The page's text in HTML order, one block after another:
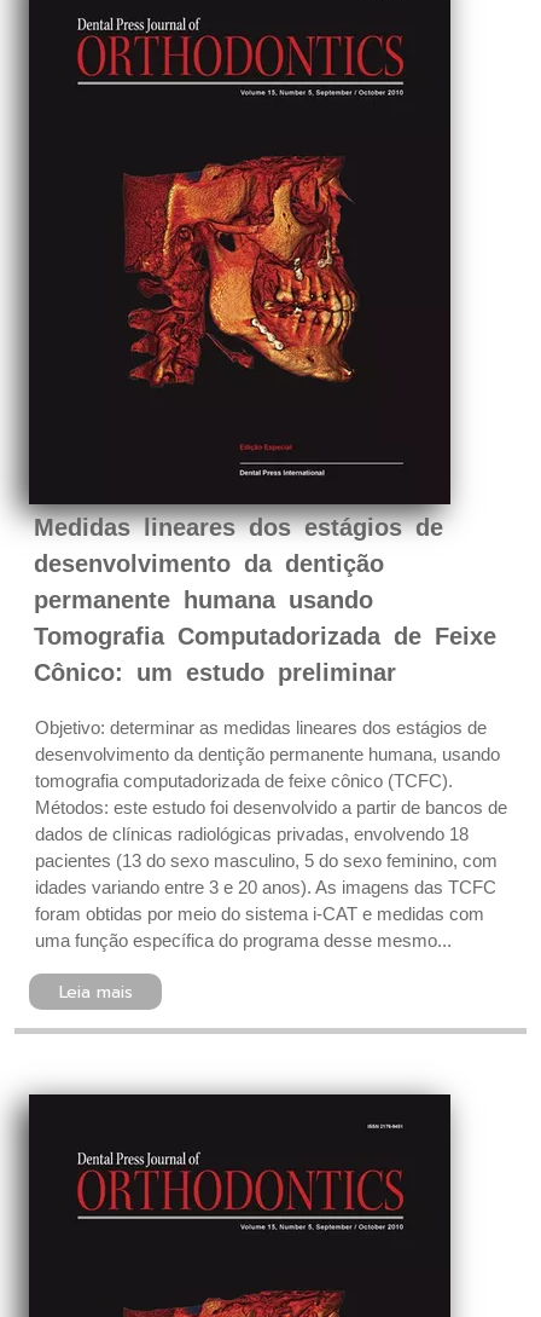
Medidas lineares dos estágios de
desenvolvimento da dentição
permanente humana usando
Tomografia Computadorizada de Feixe
Cônico: um estudo preliminar
Objetivo: determinar as medidas lineares dos estágios de
desenvolvimento da dentição permanente humana, usando
tomografia computadorizada de feixe cônico (TCFC).
Métodos: este estudo foi desenvolvido a partir de bancos de
dados de clínicas radiológicas privadas, envolvendo 18
pacientes (13 do sexo masculino, 5 do sexo feminino, com
idades variando entre 3 e 20 anos). As imagens das TCFC
foram obtidas por meio do sistema i-CAT e medidas com
uma função específica do programa desse mesmo...
Leia mais